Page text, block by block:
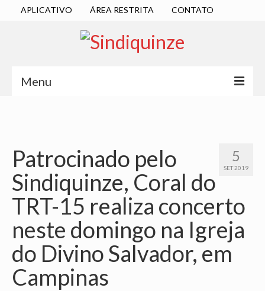
APLICATIVO ÁREA RESTRITA CONTATO
Menu
DIRETORIA EXECUTIVA
ESTATUTO
ATAS
LOCALIZAÇÃO
QUEM SOMOS
NOSSA HISTÓRIA
5
SET 2019
Patrocinado pelo
Sindiquinze, Coral do
TRT-15 realiza concerto
neste domingo na Igreja
do Divino Salvador, em
Campinas